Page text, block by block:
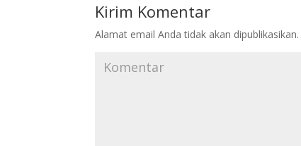
Kirim Komentar
Alamat email Anda tidak akan dipublikasikan.